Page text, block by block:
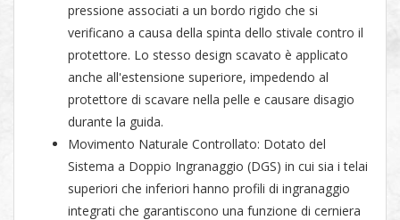
pressione associati a un bordo rigido che si
verificano a causa della spinta dello stivale contro il
protettore. Lo stesso design scavato è applicato
anche all'estensione superiore, impedendo al
protettore di scavare nella pelle e causare disagio
durante la guida.
Movimento Naturale Controllato: Dotato del
Sistema a Doppio Ingranaggio (DGS) in cui sia i telai
superiori che inferiori hanno profili di ingranaggio
integrati che garantiscono una funzione di cerniera